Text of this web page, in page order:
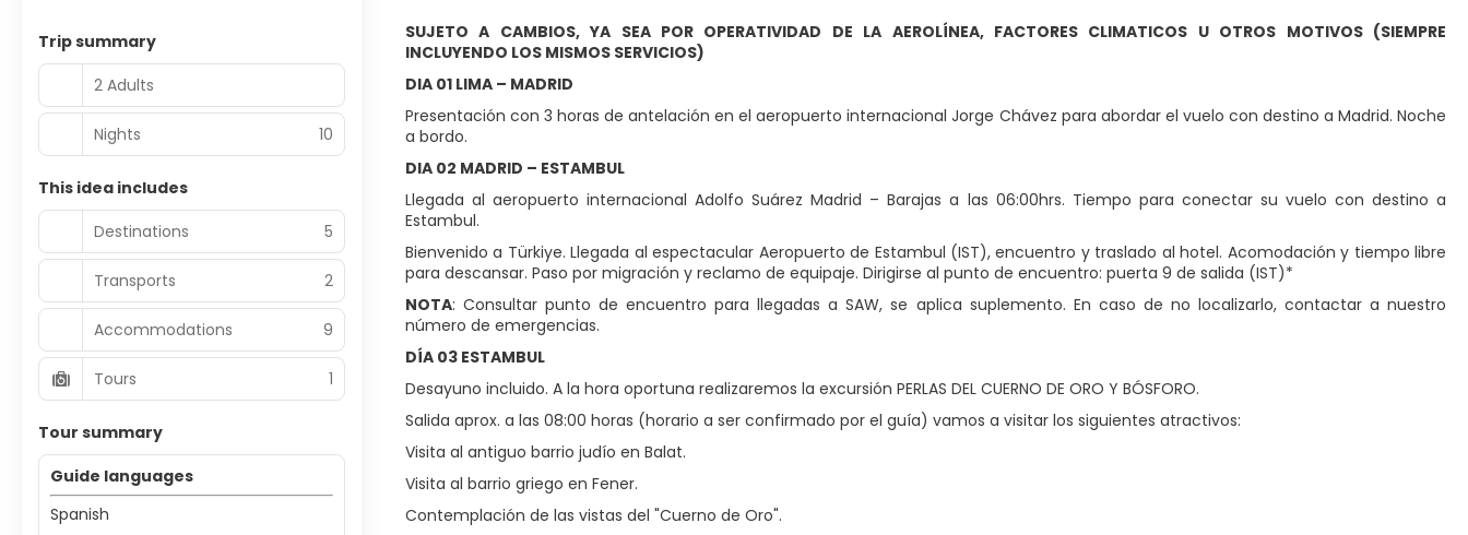
SUJETO A CAMBIOS, YA SEA POR OPERATIVIDAD DE LA AEROLÍNEA, FACTORES CLIMATICOS U OTROS MOTIVOS (SIEMPRE
INCLUYENDO LOS MISMOS SERVICIOS)
DIA 01 LIMA – MADRID
Presentación con 3 horas de antelación en el aeropuerto internacional Jorge Chávez para abordar el vuelo con destino a Madrid. Noche
a bordo.
DIA 02 MADRID – ESTAMBUL
Llegada al aeropuerto internacional Adolfo Suárez Madrid – Barajas a las 06:00hrs. Tiempo para conectar su vuelo con destino a
Estambul.
Bienvenido a Türkiye. Llegada al espectacular Aeropuerto de Estambul (IST), encuentro y traslado al hotel. Acomodación y tiempo libre
para descansar. Paso por migración y reclamo de equipaje. Dirigirse al punto de encuentro: puerta 9 de salida (IST)*
NOTA: Consultar punto de encuentro para llegadas a SAW, se aplica suplemento. En caso de no localizarlo, contactar a nuestro
número de emergencias.
DÍA 03 ESTAMBUL
Desayuno incluido. A la hora oportuna realizaremos la excursión PERLAS DEL CUERNO DE ORO Y BÓSFORO.
Salida aprox. a las 08:00 horas (horario a ser confirmado por el guía) vamos a visitar los siguientes atractivos:
Visita al antiguo barrio judío en Balat.
Visita al barrio griego en Fener.
Contemplación de las vistas del "Cuerno de Oro".
Trip summary
2 Adults
Nights 10
This idea includes
Destinations
5
Transports 2
Accommodations 9
Tours 1
Tour summary
Guide languages
Spanish